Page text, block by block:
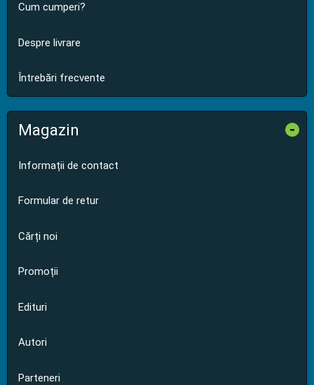
Cum cumperi?
Despre livrare
Întrebări frecvente
Magazin -
Informații de contact
Formular de retur
Cărți noi
Promoții
Edituri
Autori
Parteneri